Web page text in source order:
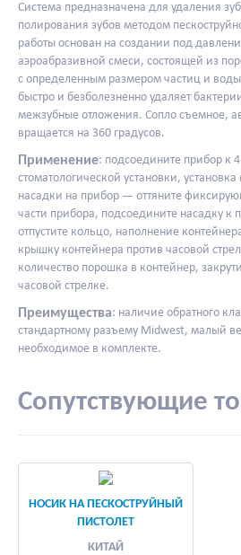
Система предназначена для удаления
полирования зубов методом
работы основан на создании под
аэроабразивной смеси, состоящей из
с определенным размером частиц и
быстро и безболезненно удаляет
межзубные отложения. Сопло съемное,
вращается на 360 градусов.
Применение: подсоедините прибор к
стоматологической установки,
насадки на прибор — оттяните
части прибора, подсоедините насадку к
отпустите кольцо, наполнение
крышку контейнера против часовой
количество порошка в контейнер,
часовой стрелке.
Преимущества: наличие обратного
стандартному разъему Midwest, малый
необходимое в комплекте.
Сопутствующие
НОСИК НА ПЕСКОСТРУЙНЫЙ
ПИСТОЛЕТ
КИТАЙ